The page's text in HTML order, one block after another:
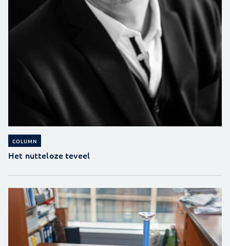
COLUMN
Het nutteloze teveel